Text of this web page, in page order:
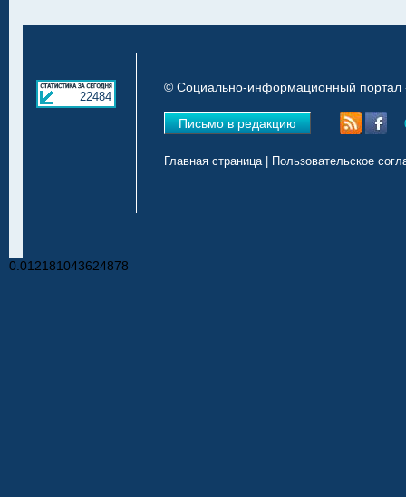
22484
© Социально-информационный портал
Письмо в редакцию
Главная страница| Пользовательское
0.012181043624878